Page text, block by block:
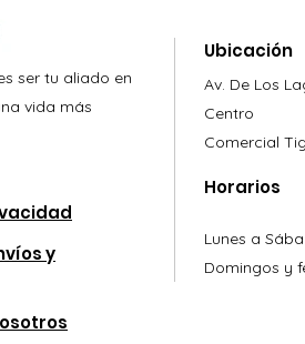
ser tu aliado en
vida más
y
Ubicación
Av. De Los
Centro
Comercial
Horarios
Lunes a
Domingos y